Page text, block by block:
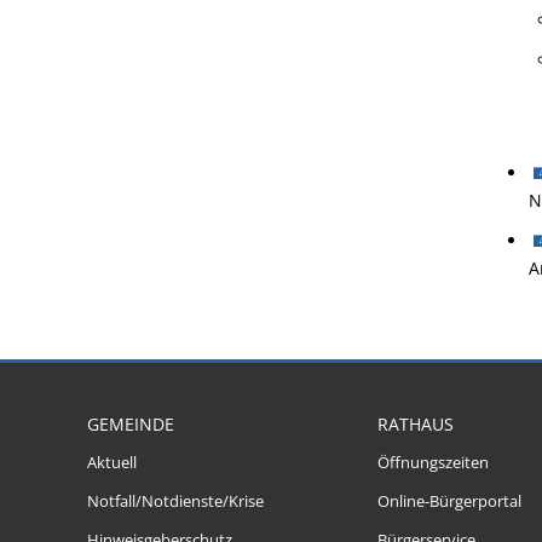
GEMEINDE
Aktuell
Notfall/Notdienste/Krise
RATHAUS
Öffnungszeiten
Online-Bürgerportal